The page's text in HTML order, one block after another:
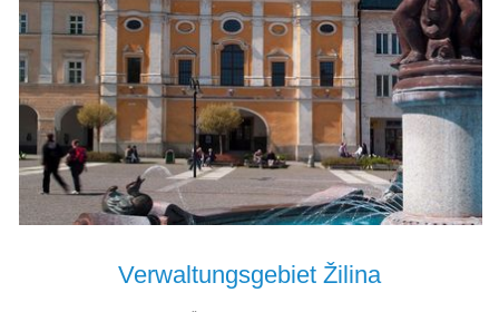
Verwaltungsgebiet Žilina